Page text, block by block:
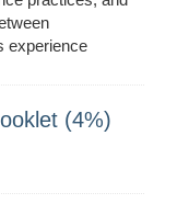
experience
(4%)